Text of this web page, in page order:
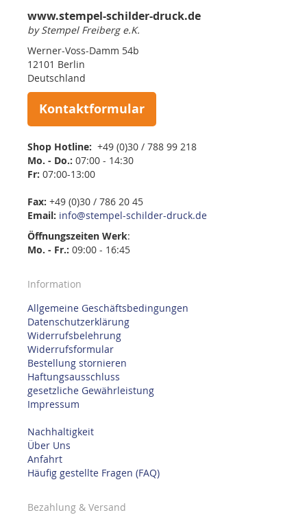
www.stempel-schilder-druck.de
by Stempel Freiberg e.K.
Werner-Voss-Damm 54b
12101 Berlin
Deutschland
Kontaktformular
Shop Hotline: +49 (0)30 / 788 99 218
Mo. - Do.: 07:00 - 14:30
Fr: 07:00-13:00
Fax: +49 (0)30 / 786 20 45
Email: info@stempel-schilder-druck.de
Öffnungszeiten Werk:
Mo. - Fr.: 09:00 - 16:45
Information
Allgemeine Geschäftsbedingungen
Datenschutzerklärung
Widerrufsbelehrung
Widerrufsformular
Bestellung stornieren
Haftungsausschluss
gesetzliche Gewährleistung
Impressum
Nachhaltigkeit
Über Uns
Anfahrt
Häufig gestellte Fragen (FAQ)
Bezahlung & Versand